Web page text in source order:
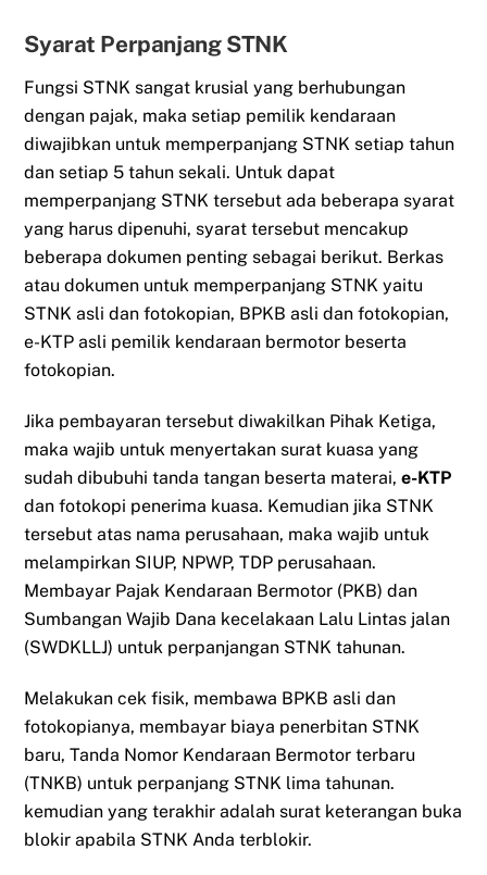
Syarat Perpanjang STNK
Fungsi STNK sangat krusial yang berhubungan
dengan pajak, maka setiap pemilik kendaraan
diwajibkan untuk memperpanjang STNK setiap tahun
dan setiap 5 tahun sekali. Untuk dapat
memperpanjang STNK tersebut ada beberapa syarat
yang harus dipenuhi, syarat tersebut mencakup
beberapa dokumen penting sebagai berikut. Berkas
atau dokumen untuk memperpanjang STNK yaitu
STNK asli dan fotokopian, BPKB asli dan fotokopian,
e-KTP asli pemilik kendaraan bermotor beserta
fotokopian.
Jika pembayaran tersebut diwakilkan Pihak Ketiga,
maka wajib untuk menyertakan surat kuasa yang
sudah dibubuhi tanda tangan beserta materai,e-KTP
dan fotokopi penerima kuasa. Kemudian jika STNK
tersebut atas nama perusahaan, maka wajib untuk
melampirkan SIUP, NPWP, TDP perusahaan.
Membayar Pajak Kendaraan Bermotor (PKB) dan
Sumbangan Wajib Dana kecelakaan Lalu Lintas jalan
(SWDKLLJ) untuk perpanjangan STNK tahunan.
Melakukan cek fisik, membawa BPKB asli dan
fotokopianya, membayar biaya penerbitan STNK
baru, Tanda Nomor Kendaraan Bermotor terbaru
(TNKB) untuk perpanjang STNK lima tahunan.
kemudian yang terakhir adalah surat keterangan buka
blokir apabila STNK Anda terblokir.